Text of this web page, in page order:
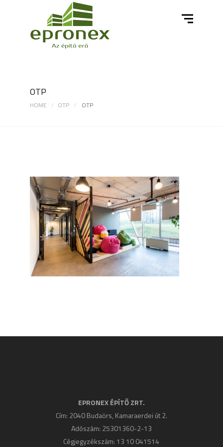
OTP
HOME OTP OTP
EPRONEX ÉPÍTŐ ZRT.
Cím: 2040 Budaörs, Kamaraerdei út 2.
Adószám: 25301360-2-13
Cégjegyzékszám: 13 10 041514